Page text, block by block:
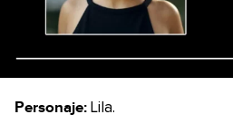
Personaje: Lila.